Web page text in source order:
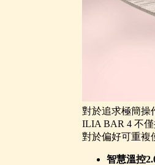
對於追求極簡操
ILIA BAR 4 不
對於偏好可重複
智慧溫控